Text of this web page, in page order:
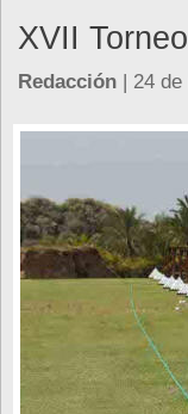
XVII
Redacción | 24 de